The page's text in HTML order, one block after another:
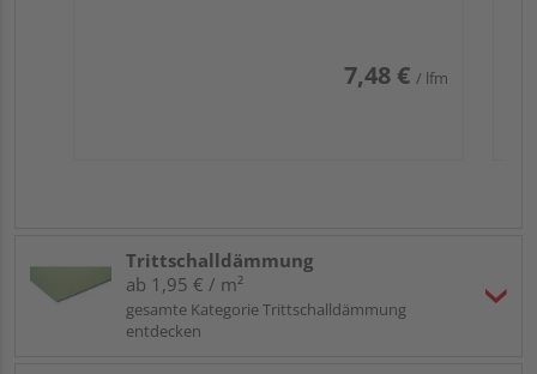
7,48 € / lfm
Trittschalldämmung
ab 1,95 € / m²
gesamte Kategorie Trittschalldämmung
entdecken